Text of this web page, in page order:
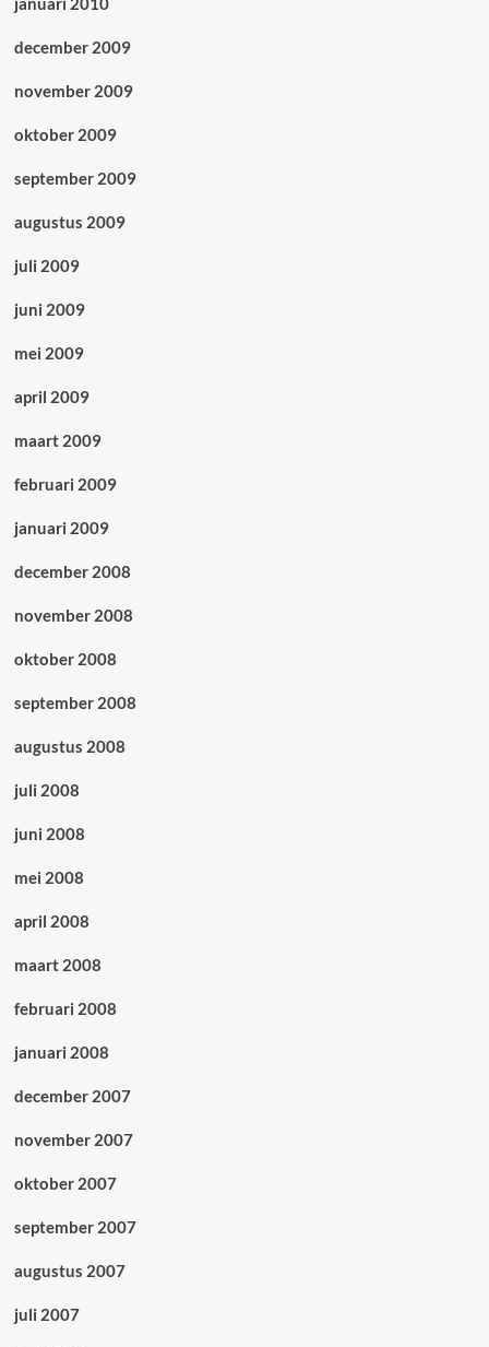
december 2009
november 2009
oktober 2009
september 2009
augustus 2009
juli 2009
juni 2009
mei 2009
april 2009
maart 2009
februari 2009
januari 2009
december 2008
november 2008
oktober 2008
september 2008
augustus 2008
juli 2008
juni 2008
mei 2008
april 2008
maart 2008
februari 2008
januari 2008
december 2007
november 2007
oktober 2007
september 2007
augustus 2007
juli 2007